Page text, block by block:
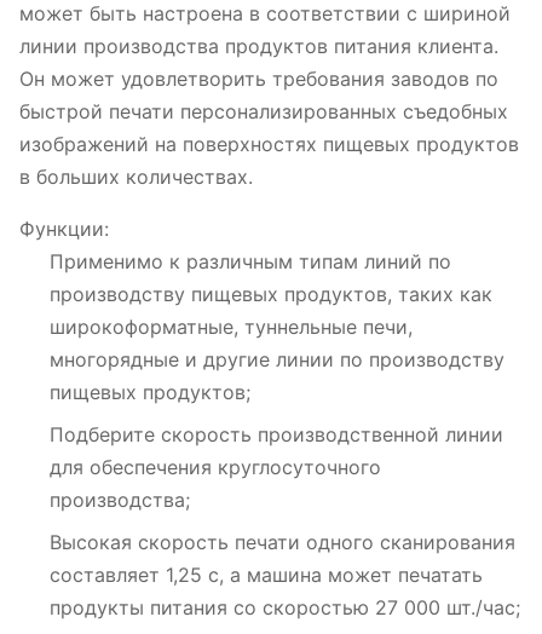
может быть настроена в соответствии с шириной
линии производства продуктов питания клиента.
Он может удовлетворить требования заводов по
быстрой печати персонализированных съедобных
изображений на поверхностях пищевых продуктов
в больших количествах.
Функции:
Применимо к различным типам линий по
производству пищевых продуктов, таких как
широкоформатные, туннельные печи,
многорядные и другие линии по производству
пищевых продуктов;
Подберите скорость производственной линии
для обеспечения круглосуточного
производства;
Высокая скорость печати одного сканирования
составляет 1,25 с, а машина может печатать
продукты питания со скоростью 27 000 шт./час;